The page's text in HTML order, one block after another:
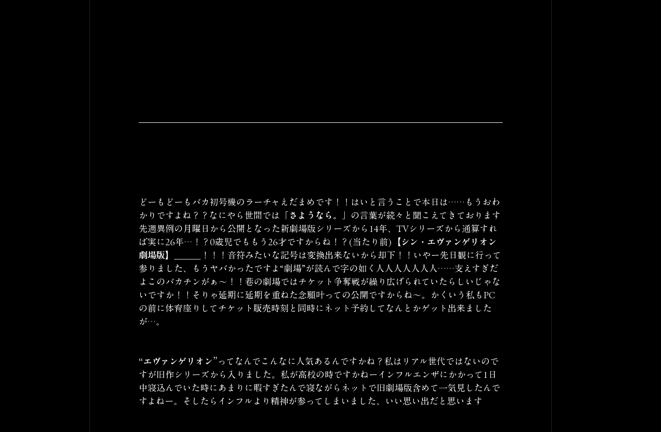
どーもどーもバカ初号機のラーチャえだまめです！！はいと言うことで本日は……もうおわ
かりですよね？？なにやら世間では
「さようなら。」
の言葉が続々と聞こえてきております
先週異例の月曜日から公開となった新劇場版シリーズから14年、TVシリーズから通算すれ
ば実に26年…！？0歳児でももう26才ですからね！？(当たり前)
【シン・エヴァンゲリオン
劇場版】
＿＿＿！！！音符みたいな記号は変換出来ないから却下！！いやー先日観に行って
参りました、もうヤバかったですよ“劇場”が読んで字の如く人人人人人人人……支えすぎだ
よこのバカチンがぁ〜！！巷の劇場ではチケット争奪戦が繰り広げられていたらしいじゃな
いですか！！そりゃ延期に延期を重ねた念願叶っての公開ですからね〜。かくいう私もPC
の前に体育座りしてチケット販売時刻と同時にネット予約してなんとかゲット出来ました
が…。
“エヴァンゲリオン” ってなんでこんなに人気あるんですかね？私はリアル世代ではないので
すが旧作シリーズから入りました。私が高校の時ですかねーインフルエンザにかかって1日
中寝込んでいた時にあまりに暇すぎたんで寝ながらネットで旧劇場版含めて一気見したんで
すよねー。そしたらインフルより精神が参ってしまいました、いい思い出だと思います